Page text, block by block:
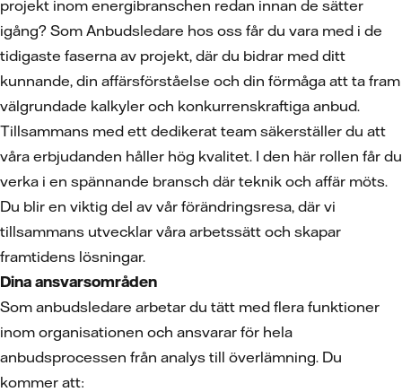
projekt inom energibranschen redan innan de sätter
igång? Som Anbudsledare hos oss får du vara med i de
tidigaste faserna av projekt, där du bidrar med ditt
kunnande, din affärsförståelse och din förmåga att ta fram
välgrundade kalkyler och konkurrenskraftiga anbud.
Tillsammans med ett dedikerat team säkerställer du att
våra erbjudanden håller hög kvalitet. I den här rollen får du
verka i en spännande bransch där teknik och affär möts.
Du blir en viktig del av vår förändringsresa, där vi
tillsammans utvecklar våra arbetssätt och skapar
framtidens lösningar.
Dina ansvarsområden
Som anbudsledare arbetar du tätt med flera funktioner
inom organisationen och ansvarar för hela
anbudsprocessen från analys till överlämning. Du
kommer att: